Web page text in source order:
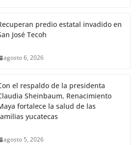
predio estatal invadido en
José Tecoh
agosto 6, 2026
el respaldo de la presidenta
Sheinbaum, Renacimiento
fortalece la salud de las
yucatecas
agosto 5, 2026